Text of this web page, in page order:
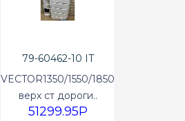
79-60462-10 IT
VECTOR1350/1550/1850
верх ст дороги..
51299.95P